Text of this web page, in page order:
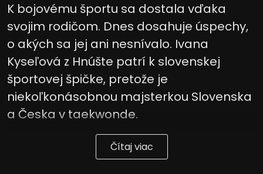
K bojovému športu sa dostala vďaka
svojim rodičom. Dnes dosahuje úspechy,
o akých sa jej ani nesnívalo. Ivana
Kyseľová z Hnúšte patrí k slovenskej
športovej špičke, pretože je
niekoľkonásobnou majsterkou Slovenska
a Česka v taekwonde.
Čítaj viac